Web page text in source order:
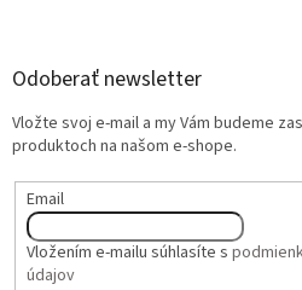
Odoberať newsletter
Vložte svoj e-mail a my Vám budeme
produktoch na našom e-shope.
Email
Vložením e-mailu súhlasíte s
údajov